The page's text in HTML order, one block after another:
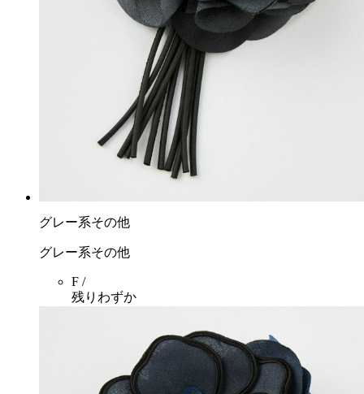
グレー系その他
グレー系その他
F /
残りわずか